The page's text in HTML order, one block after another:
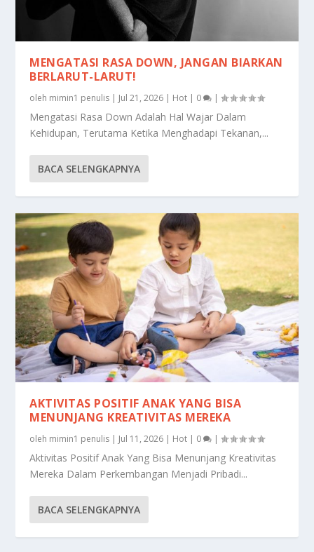
MENGATASI RASA DOWN, JANGAN BIARKAN
BERLARUT-LARUT!
oleh mimin1 penulis | Jul 21, 2026 | Hot | 0 |
Mengatasi Rasa Down Adalah Hal Wajar Dalam
Kehidupan, Terutama Ketika Menghadapi Tekanan,...
BACA SELENGKAPNYA
AKTIVITAS POSITIF ANAK YANG BISA
MENUNJANG KREATIVITAS MEREKA
oleh mimin1 penulis | Jul 11, 2026 | Hot | 0 |
Aktivitas Positif Anak Yang Bisa Menunjang Kreativitas
Mereka Dalam Perkembangan Menjadi Pribadi...
BACA SELENGKAPNYA